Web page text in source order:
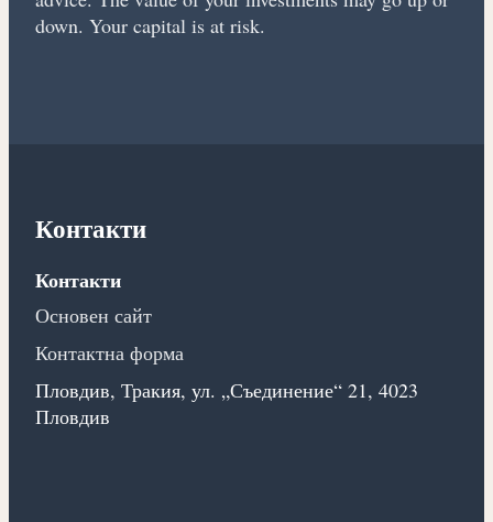
down. Your capital is at risk.
Контакти
Контакти
Основен сайт
Контактна форма
Пловдив, Тракия, ул. „Съединение“ 21, 4023
Пловдив